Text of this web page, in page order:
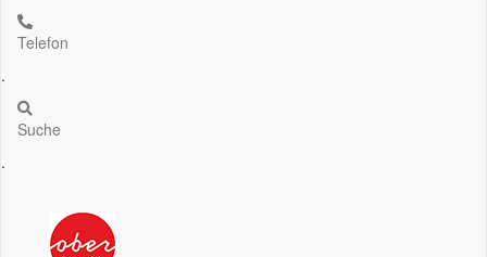
Telefon
.
Suche
.